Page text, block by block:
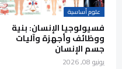
علوم أساسية
فسيولوجيا الإنسان: بنية
ووظائف وأجهزة وآليات
جسم الإنسان
يونيو 08, 2026